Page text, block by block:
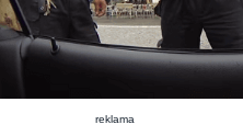
reklama